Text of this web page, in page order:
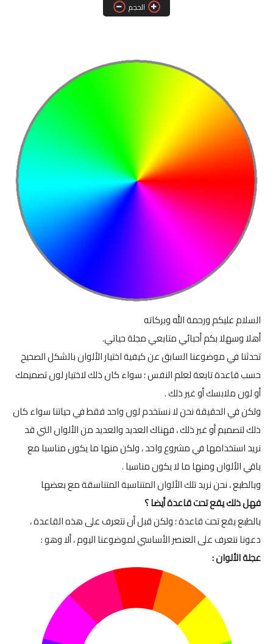
تكنولوجيا
ترفيه
الحجم
السلام عليكم ورحمة الله وبركاته
أهلا وسهلا بكم أحبائي متابعي مجلة حياتي.
تحدثنا فيموضوعنا السابقعن كيفية اختيار الألوان بالشكل الصحيح
حسب قاعدة تابعة لعلم النفس ؛ سواء كان ذلك لاختيار لون تصميمك
أو لون ملابسك أو غير ذلك .
ولكن في الحقيقة نحن لا نستخدم لون واحد فقط في حياتنا سواء كان
ذلك لتصميم أو غير ذلك ، فهناك العديد والعديد من الألوان التي قد
نريد استخدامها في مشروع واحد ، ولكن منها ما يكون مناسبا مع
باقي الألوان ومنها ما لا يكون مناسبا .
وبالطبع ، نحن نريد تلك الألوان المتناسبة المتناسقة مع بعضها
فهلذلك يقع تحت قاعدة أيضا ؟
بالطبع يقع تحت قاعدة ؛ ولكن قبل أن نتعرف على هذه القاعدة ،
دعونا نتعرف على العنصر الأساسي لموضوعنا اليوم ، ألا وهو :
عجلة الألوان :